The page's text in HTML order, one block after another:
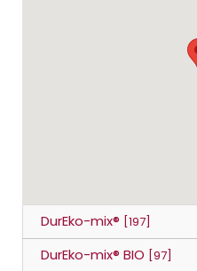
DurEko-mix® [197]
DurEko-mix® BIO [97]